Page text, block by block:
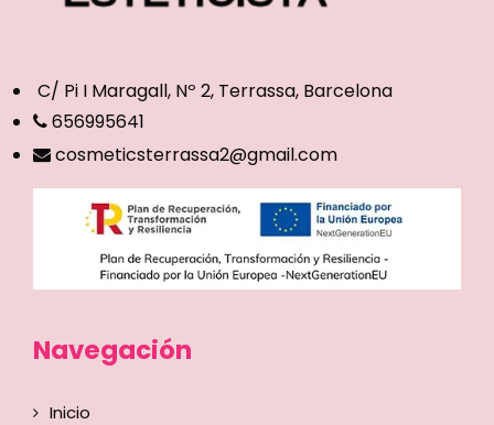
C/ Pi I Maragall, Nº 2, Terrassa, Barcelona
656995641
cosmeticsterrassa2@gmail.com
Navegación
Inicio